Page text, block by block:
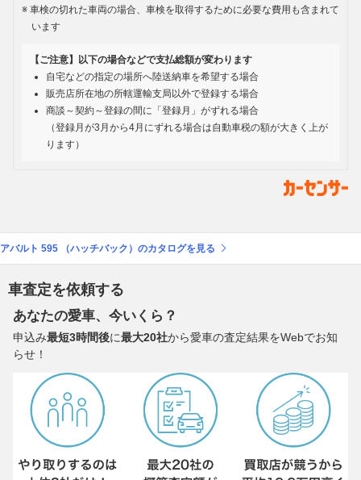
車検の切れた車両の場合、車検を取得するために必要な費用も含まれて
います
【ご注意】以下の場合などで支払総額が変わります
自宅などの指定の場所へ陸送納車を希望する場合
販売店所在地の所轄運輸支局以外で登録する場合
商談～契約～登録の間に「登録月」がずれる場合
（登録月が3月から4月にずれる場合は自動車税の額が大きく上が
ります）
アバルト 595 （ハッチバック）のカタログを見る
車査定を依頼する
あなたの愛車、今いくら？
申込み最短3時間後に最大20社から愛車の査定結果をWebでお知
らせ！